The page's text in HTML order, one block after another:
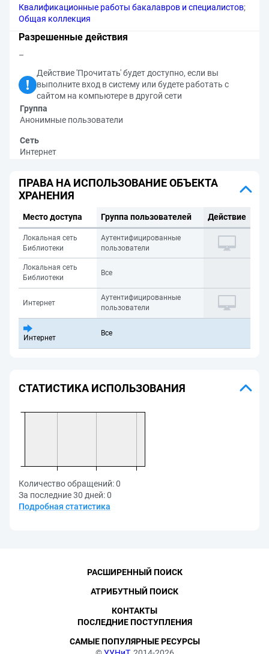
Квалификационные работы бакалавров и специалистов;
Общая коллекция
Разрешенные действия
–
Действие 'Прочитать' будет доступно, если вы
выполните вход в систему или будете работать с
сайтом на компьютере в другой сети
Группа
Анонимные пользователи
Сеть
Интернет
ПРАВА НА ИСПОЛЬЗОВАНИЕ ОБЪЕКТА
ХРАНЕНИЯ
Место доступа Группа пользователей Действие
Локальная сеть
Библиотеки
Аутентифицированные
пользователи
Локальная сеть
Библиотеки
Все
Интернет
Аутентифицированные
пользователи
Интернет
Все
СТАТИСТИКА ИСПОЛЬЗОВАНИЯ
Количество обращений:0
За последние 30 дней:0
Подробная статистика
РАСШИРЕННЫЙ ПОИСК
АТРИБУТНЫЙ ПОИСК
КОНТАКТЫ
ПОСЛЕДНИЕ ПОСТУПЛЕНИЯ
САМЫЕ ПОПУЛЯРНЫЕ РЕСУРСЫ